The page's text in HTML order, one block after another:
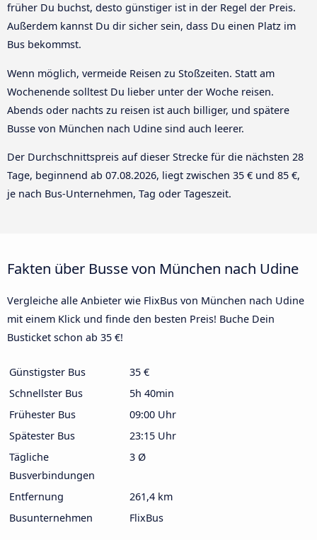
früher Du buchst, desto günstiger ist in der Regel der Preis.
Außerdem kannst Du dir sicher sein, dass Du einen Platz im
Bus bekommst.
Wenn möglich, vermeide Reisen zu Stoßzeiten. Statt am
Wochenende solltest Du lieber unter der Woche reisen.
Abends oder nachts zu reisen ist auch billiger, und spätere
Busse von München nach Udine sind auch leerer.
Der Durchschnittspreis auf dieser Strecke für die nächsten 28
Tage, beginnend ab 07.08.2026, liegt zwischen 35 € und 85 €,
je nach Bus-Unternehmen, Tag oder Tageszeit.
Fakten über Busse von München nach Udine
Vergleiche alle Anbieter wie FlixBus von München nach Udine
mit einem Klick und finde den besten Preis! Buche Dein
Busticket schon ab 35 €!
Günstigster Bus
35 €
Schnellster Bus
5h 40min
Frühester Bus
09:00 Uhr
Spätester Bus
23:15 Uhr
Tägliche
Busverbindungen
3 Ø
Entfernung
261,4 km
Busunternehmen
FlixBus